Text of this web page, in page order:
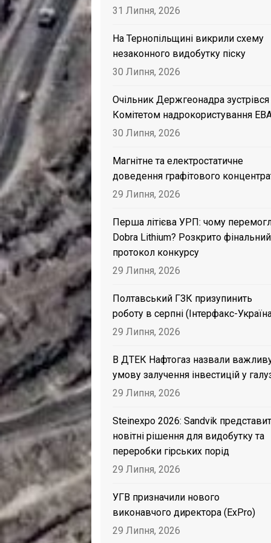
31 Липня, 2026
На Тернопільщині викрили схему
незаконного видобутку піску
30 Липня, 2026
Очільник Держгеонадра зустрівся
Комітетом надрокористування
30 Липня, 2026
Магнітне та електростатичне
доведення графітового
29 Липня, 2026
Перша літієва УРП: чому
Dobra Lithium? Розкрито фінальний
протокол конкурсу
29 Липня, 2026
Полтавський ГЗК призупинить
роботу в серпні (Інтерфакс-
29 Липня, 2026
В ДТЕК Нафтогаз назвали
умову залучення інвестицій у
29 Липня, 2026
Steinexpo 2026: Sandvik
новітні рішення для видобутку та
переробки гірських порід
29 Липня, 2026
УГВ призначили нового
виконавчого директора (ExPro)
29 Липня, 2026